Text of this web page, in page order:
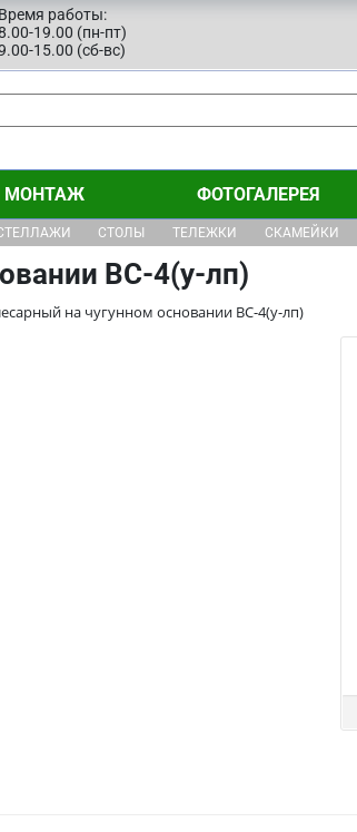
Время работы:
19.00 (пн-пт)
15.00 (сб-вс)
МОНТАЖ ФОТОГАЛЕРЕЯ
СТОЛЫ ТЕЛЕЖКИ СКАМЕЙКИ
ВС-4(у-лп)
на чугунном основании ВС-4(у-лп)